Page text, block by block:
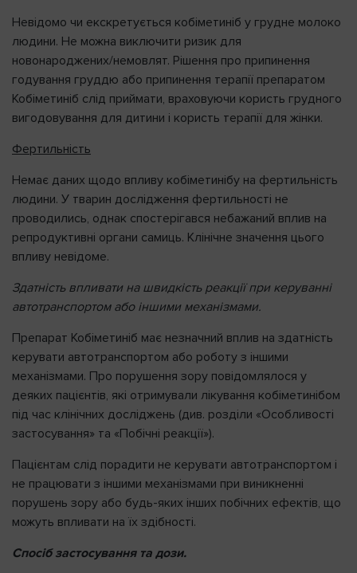
Невідомо чи екскретується кобіметиніб у грудне молоко
людини. Не можна виключити ризик для
новонароджених/немовлят. Рішення про припинення
годування груддю або припинення терапії препаратом
Кобіметиніб слід приймати, враховуючи користь грудного
вигодовування для дитини і користь терапії для жінки.
Фертильність
Немає даних щодо впливу кобіметинібу на фертильність
людини. У тварин дослідження фертильності не
проводились, однак спостерігався небажаний вплив на
репродуктивні органи самиць. Клінічне значення цього
впливу невідоме.
Здатність впливати на швидкість реакції при керуванні
автотранспортом або іншими механізмами.
Препарат Кобіметиніб має незначний вплив на здатність
керувати автотранспортом або роботу з іншими
механізмами. Про порушення зору повідомлялося у
деяких пацієнтів, які отримували лікування кобіметинібом
під час клінічних досліджень (див. розділи «Особливості
застосування» та «Побічні реакції»).
Пацієнтам слід порадити не керувати автотранспортом і
не працювати з іншими механізмами при виникненні
порушень зору або будь-яких інших побічних ефектів, що
можуть впливати на їх здібності.
Спосіб застосування та дози.